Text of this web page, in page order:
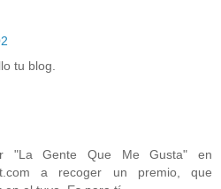
tu blog.
"La Gente Que Me Gusta" en
a recoger un premio, que